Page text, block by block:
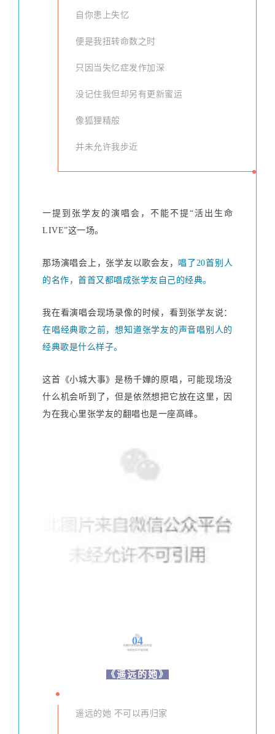
自你患上失忆
便是我扭转命数之时
只因当失忆症发作加深
没记住我但却另有更新蜜运
像狐狸精般
并未允许我步近
一提到张学友的演唱会，不能不提“活出生命
LIVE”这一场。
那场演唱会上，张学友以歌会友， 唱了20首别人
的名作，首首又都唱成张学友自己的经典。
我在看演唱会现场录像的时候，看到张学友说：
在唱经典歌之前，想知道张学友的声音唱别人的
经典歌是什么样子。
这首《小城大事》是杨千嬅的原唱，可能现场没
什么机会听到了，但是依然想把它放在这里，因
为在我心里张学友的翻唱也是一座高峰。
04
《遥远的她》
遥远的她 不可以再归家